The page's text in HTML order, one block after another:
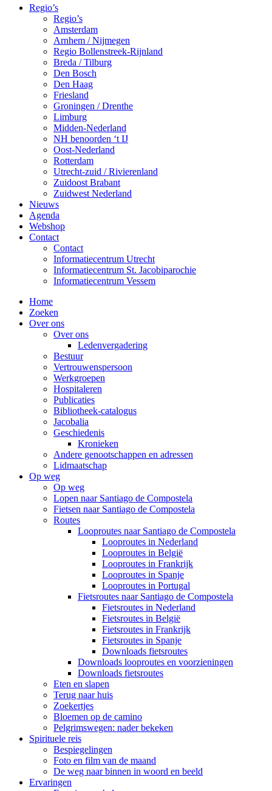
Regio’s
Regio’s
Amsterdam
Arnhem / Nijmegen
Regio Bollenstreek-Rijnland
Breda / Tilburg
Den Bosch
Den Haag
Friesland
Groningen / Drenthe
Limburg
Midden-Nederland
NH benoorden ‘t IJ
Oost-Nederland
Rotterdam
Utrecht-zuid / Rivierenland
Zuidoost Brabant
Zuidwest Nederland
Nieuws
Agenda
Webshop
Contact
Contact
Informatiecentrum Utrecht
Informatiecentrum St. Jacobiparochie
Informatiecentrum Vessem
Home
Zoeken
Over ons
Over ons
Ledenvergadering
Bestuur
Vertrouwenspersoon
Werkgroepen
Hospitaleren
Publicaties
Bibliotheek-catalogus
Jacobalia
Geschiedenis
Kronieken
Andere genootschappen en adressen
Lidmaatschap
Op weg
Op weg
Lopen naar Santiago de Compostela
Fietsen naar Santiago de Compostela
Routes
Looproutes naar Santiago de Compostela
Looproutes in Nederland
Looproutes in België
Looproutes in Frankrijk
Looproutes in Spanje
Looproutes in Portugal
Fietsroutes naar Santiago de Compostela
Fietsroutes in Nederland
Fietsroutes in België
Fietsroutes in Frankrijk
Fietsroutes in Spanje
Downloads fietsroutes
Downloads looproutes en voorzieningen
Downloads fietsroutes
Eten en slapen
Terug naar huis
Zoekertjes
Bloemen op de camino
Pelgrimswegen: nader bekeken
Spirituele reis
Bespiegelingen
Foto en film van de maand
De weg naar binnen in woord en beeld
Ervaringen